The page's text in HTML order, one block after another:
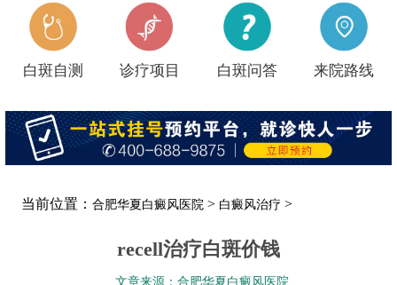
白斑自测 诊疗项目 白斑问答 来院路线
当前位置：合肥华夏白癜风医院 > 白癜风治疗 >
recell治疗白斑价钱
文章来源：合肥华夏白癜风医院